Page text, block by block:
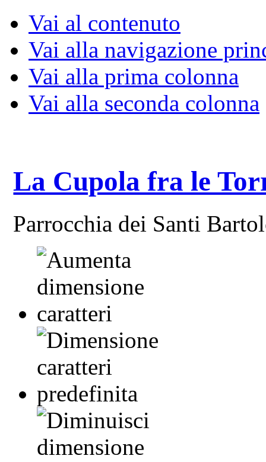
Vai al contenuto
Vai alla navigazione
Vai alla prima colonna
Vai alla seconda colonna
La Cupola fra le
Parrocchia dei Santi